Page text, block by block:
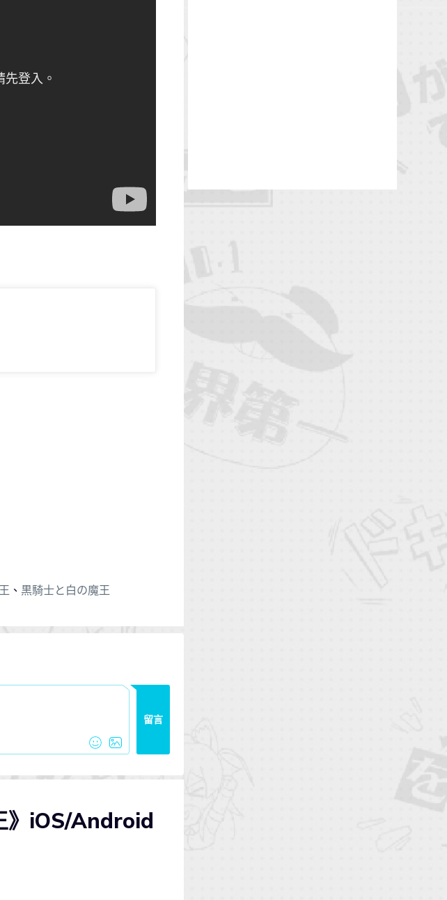
、 黒騎士と白の魔王
留言
》iOS/Android